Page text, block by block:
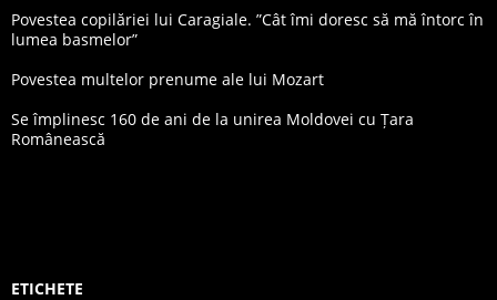
Povestea copilăriei lui Caragiale. ”Cât îmi doresc să mă întorc în
lumea basmelor”
Povestea multelor prenume ale lui Mozart
Se împlinesc 160 de ani de la unirea Moldovei cu Țara
Românească
ETICHETE